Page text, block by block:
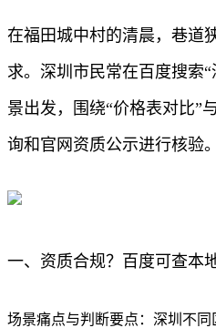
在福田城中村的清晨，巷道
求。深圳市民常在百度搜索
景出发，围绕“价格表对比”
询和官网资质公示进行核验。
一、资质合规？百度可查本
场景痛点与判断要点：深圳不